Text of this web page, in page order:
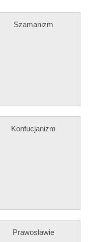
Szamanizm
Konfucjanizm
Prawosławie